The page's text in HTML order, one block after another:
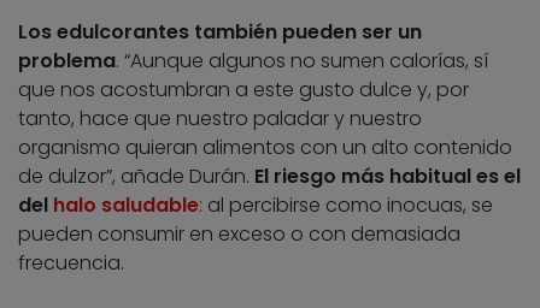
Los edulcorantes también pueden ser un
problema. “Aunque algunos no sumen calorías, sí
que nos acostumbran a este gusto dulce y, por
tanto, hace que nuestro paladar y nuestro
organismo quieran alimentos con un alto contenido
de dulzor”, añade Durán. El riesgo más habitual es el
del halo saludable: al percibirse como inocuas, se
pueden consumir en exceso o con demasiada
frecuencia.